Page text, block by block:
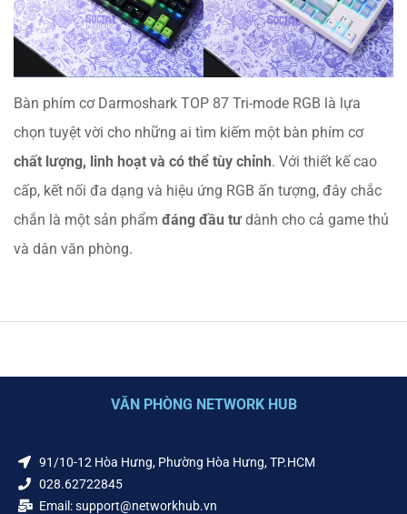
Bàn phím cơ Darmoshark TOP 87 Tri-mode RGB là lựa
chọn tuyệt vời cho những ai tìm kiếm một bàn phím cơ
chất lượng, linh hoạt và có thể tùy chỉnh. Với thiết kế cao
cấp, kết nối đa dạng và hiệu ứng RGB ấn tượng, đây chắc
chắn là một sản phẩm đáng đầu tưdành cho cả game thủ
và dân văn phòng.
VĂN PHÒNG NETWORK HUB
91/10-12 Hòa Hưng, Phường Hòa Hưng, TP.HCM
028.62722845
Email: support@networkhub.vn